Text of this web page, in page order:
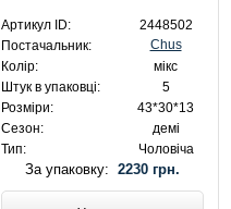
Артикул ID:
2448502
Постачальник:
Chus
Колір:
мікс
Штук в упаковці:
5
Розміри:
43*30*13
Сезон:
демі
Тип:
Чоловіча
За упаковку: 2230 грн.